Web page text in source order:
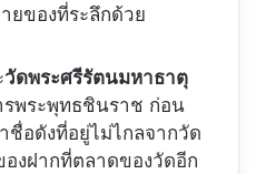
ยของที่ระลึกด้วย
วัดพระศรีรัตนมหาธาตุ
พระพุทธชินราช ก่อน
ชื่อดังที่อยู่ไม่ไกลจากวัด
งฝากที่ตลาดของวัดอีก